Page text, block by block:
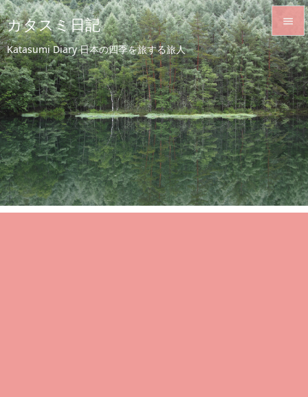
カタスミ日記
Katasumi Diary 日本の四季を旅する旅人


メニュ

サイド

前へ

次へ

検索